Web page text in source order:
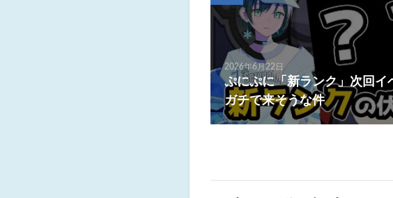
2026年6月22日
ぷにぷに「新ランク」次回イ
ガチで来そうな件